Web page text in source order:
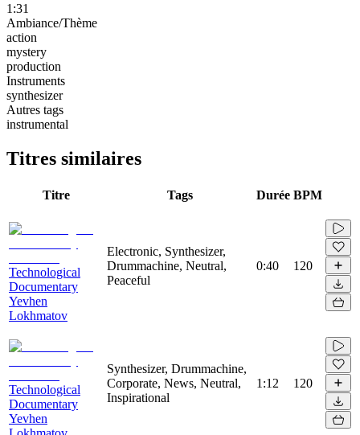
1:31
Ambiance/Thème
action
mystery
production
Instruments
synthesizer
Autres tags
instrumental
Titres similaires
Titre Tags Durée BPM
Technological
Documentary
Yevhen
Lokhmatov
Electronic, Synthesizer,
Drummachine, Neutral,
Peaceful
0:40 120
Technological
Documentary
Yevhen
Synthesizer, Drummachine,
Corporate, News, Neutral,
Inspirational
1:12 120